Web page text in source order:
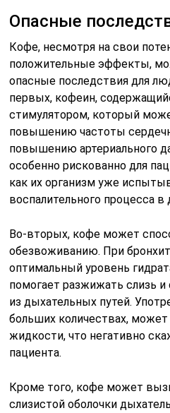
Опасные
Кофе, несмотря на свои
положительные эффекты,
опасные последствия для
первых, кофеин,
стимулятором, который
повышению частоты
повышению артериального
особенно рискованно для
как их организм уже
воспалительного процесса в
Во-вторых, кофе может
обезвоживанию. При
оптимальный уровень
помогает разжижать слизь
из дыхательных путей.
больших количествах,
жидкости, что негативно
пациента.
Кроме того, кофе может
слизистой оболочки